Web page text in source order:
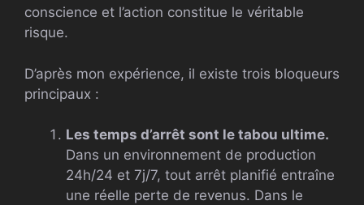
conscience et l’action constitue le véritable
risque.
D’après mon expérience, il existe trois bloqueurs
principaux :
Les temps d’arrêt sont le tabou ultime.
Dans un environnement de production
24h/24 et 7j/7, tout arrêt planifié entraîne
une réelle perte de revenus. Dans le